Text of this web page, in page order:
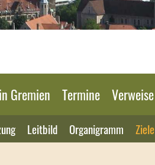
Gremien Termine Verweise
Leitbild Organigramm Ziele